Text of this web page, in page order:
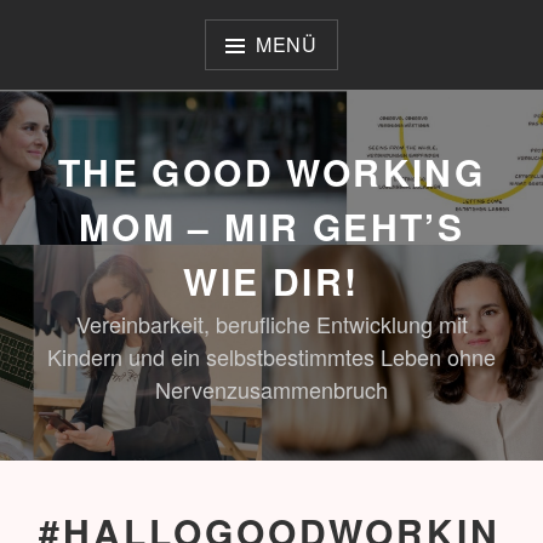
MENÜ
THE GOOD WORKING
MOM – MIR GEHT’S
WIE DIR!
Vereinbarkeit, berufliche Entwicklung mit
Kindern und ein selbstbestimmtes Leben ohne
Nervenzusammenbruch
#HALLOGOODWORKIN